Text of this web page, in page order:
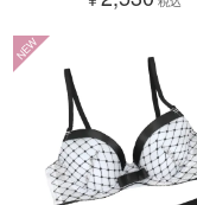
NEW